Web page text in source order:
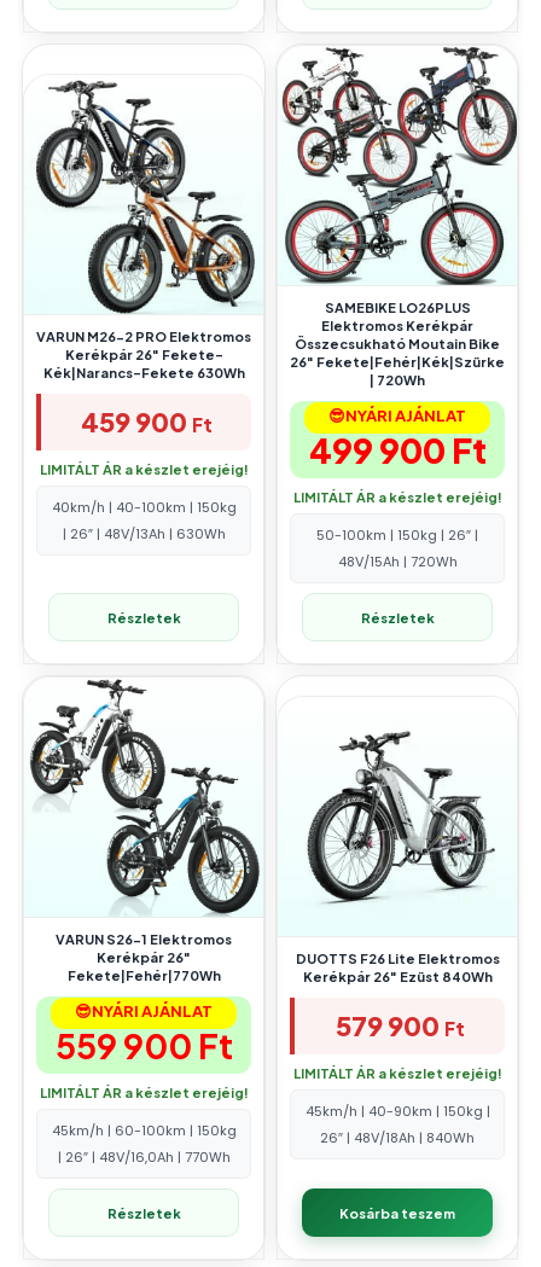
VARUN M26-2 PRO Elektromos
Kerékpár 26″ Fekete-
Kék|Narancs-Fekete 630Wh
459 900 Ft
LIMITÁLT ÁR a készlet erejéig!
40km/h | 40-100km | 150kg
| 26″ | 48V/13Ah | 630Wh
Részletek
SAMEBIKE LO26PLUS
Elektromos Kerékpár
Összecsukható Moutain Bike
26″ Fekete|Fehér|Kék|Szürke
| 720Wh
😎NYÁRI AJÁNLAT
499 900 Ft
LIMITÁLT ÁR a készlet erejéig!
50-100km | 150kg | 26″ |
48V/15Ah | 720Wh
Részletek
VARUN S26-1 Elektromos
Kerékpár 26″
Fekete|Fehér|770Wh
😎NYÁRI AJÁNLAT
559 900 Ft
LIMITÁLT ÁR a készlet erejéig!
45km/h | 60-100km | 150kg
| 26″ | 48V/16,0Ah | 770Wh
Részletek
DUOTTS F26 Lite Elektromos
Kerékpár 26″ Ezüst 840Wh
579 900 Ft
LIMITÁLT ÁR a készlet erejéig!
45km/h | 40-90km | 150kg |
26″ | 48V/18Ah | 840Wh
Kosárba teszem